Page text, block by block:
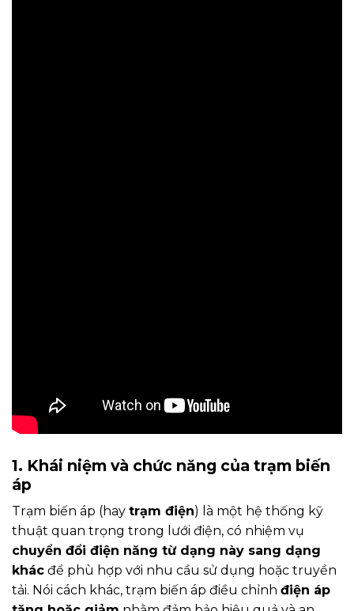
1. Khái niệm và chức năng của trạm biến
áp
Trạm biến áp (hay trạm điện) là một hệ thống kỹ
thuật quan trọng trong lưới điện, có nhiệm vụ
chuyển đổi điện năng từ dạng này sang dạng
khác để phù hợp với nhu cầu sử dụng hoặc truyền
tải. Nói cách khác, trạm biến áp điều chỉnh điện áp